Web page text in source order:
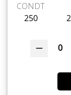
CONDT
250
0